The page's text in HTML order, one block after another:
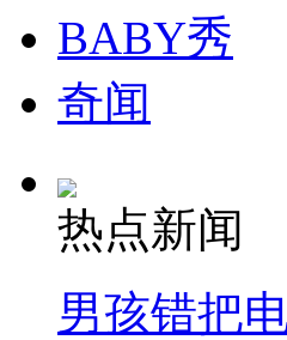
BABY秀
奇闻
热点新闻
男孩错把